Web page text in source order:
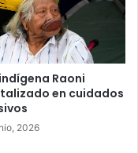
Raoni
en cuidados
2026